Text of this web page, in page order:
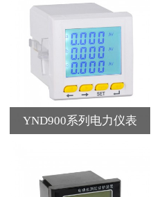
YND900系列电力仪表